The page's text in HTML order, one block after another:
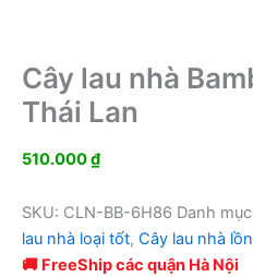
Cây lau nhà
Thái Lan
510.000₫
SKU: CLN-BB-6H86 Danh
lau nhà loại tốt, Cây lau nhà
🚚 FreeShip các quận Hà Nội